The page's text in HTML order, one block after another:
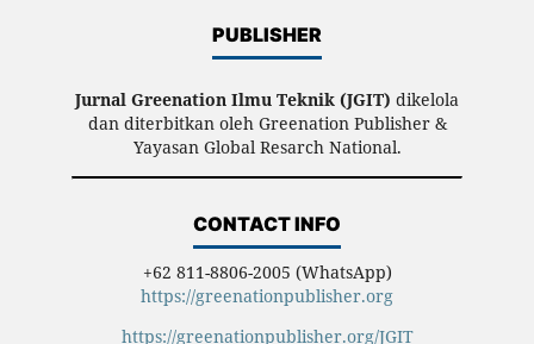
PUBLISHER
Jurnal Greenation Ilmu Teknik (JGIT) dikelola
dan diterbitkan oleh Greenation Publisher &
Yayasan Global Resarch National.
CONTACT INFO
+62 811-8806-2005 (WhatsApp)
https://greenationpublisher.org
https://greenationpublisher.org/JGIT